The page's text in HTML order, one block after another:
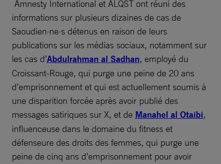
Amnesty International et ALQST ont réuni des
informations sur plusieurs dizaines de cas de
Saoudien·ne·s détenus en raison de leurs
publications sur les médias sociaux, notamment sur
les cas d’Abdulrahman al Sadhan, employé du
Croissant-Rouge, qui purge une peine de 20 ans
d’emprisonnement et qui est actuellement soumis à
une disparition forcée après avoir publié des
messages satiriques sur X, et de Manahel al Otaibi,
influenceuse dans le domaine du fitness et
défenseure des droits des femmes, qui purge une
peine de cinq ans d’emprisonnement pour avoir